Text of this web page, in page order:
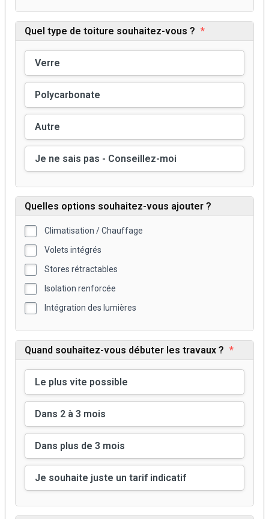
Quel type de toiture souhaitez-vous ? *
Verre
Polycarbonate
Autre
Je ne sais pas - Conseillez-moi
Quelles options souhaitez-vous ajouter ?
Climatisation / Chauffage
Volets intégrés
Stores rétractables
Isolation renforcée
Intégration des lumières
Quand souhaitez-vous débuter les travaux ? *
Le plus vite possible
Dans 2 à 3 mois
Dans plus de 3 mois
Je souhaite juste un tarif indicatif